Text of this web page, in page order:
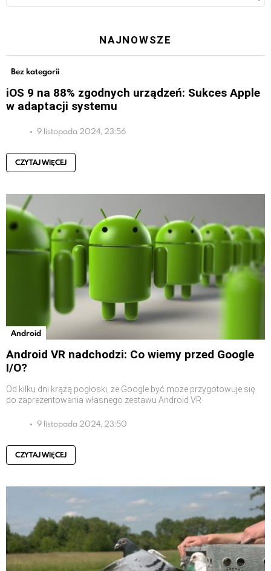
NAJNOWSZE
Bez kategorii
iOS 9 na 88% zgodnych urządzeń: Sukces Apple
w adaptacji systemu
9 listopada 2024, 23:56
CZYTAJ WIĘCEJ
Android
Android VR nadchodzi: Co wiemy przed Google
I/O?
Od kilku dni krążą pogłoski, że Google być może przygotowuje się
do zaprezentowania własnego zestawu Android VR
9 listopada 2024, 23:50
CZYTAJ WIĘCEJ